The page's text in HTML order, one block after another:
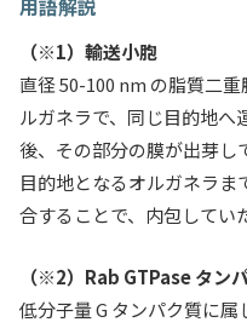
用語解説
（※1）輸送小胞
直径 50-100 nm の脂質二
ルガネラで、同じ目的地へ
後、その部分の膜が出芽し
目的地となるオルガネラ
合することで、内包してい
（※2）Rab GTPase タン
低分子量 G タンパク質に